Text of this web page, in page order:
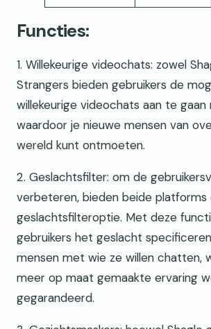
Functies:
1. Willekeurige videochats: zowel
Strangers bieden gebruikers de
willekeurige videochats aan te
waardoor je nieuwe mensen van
wereld kunt ontmoeten.
2. Geslachtsfilter: om de
verbeteren, bieden beide platforms
geslachtsfilteroptie. Met deze
gebruikers het geslacht
mensen met wie ze willen chatten,
meer op maat gemaakte ervaring
gegarandeerd.